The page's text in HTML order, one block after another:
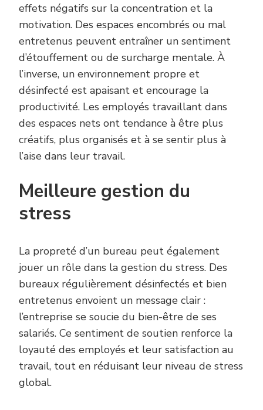
effets négatifs sur la concentration et la
motivation. Des espaces encombrés ou mal
entretenus peuvent entraîner un sentiment
d’étouffement ou de surcharge mentale. À
l’inverse, un environnement propre et
désinfecté est apaisant et encourage la
productivité. Les employés travaillant dans
des espaces nets ont tendance à être plus
créatifs, plus organisés et à se sentir plus à
l’aise dans leur travail.
Meilleure gestion du
stress
La propreté d’un bureau peut également
jouer un rôle dans la gestion du stress. Des
bureaux régulièrement désinfectés et bien
entretenus envoient un message clair :
l’entreprise se soucie du bien-être de ses
salariés. Ce sentiment de soutien renforce la
loyauté des employés et leur satisfaction au
travail, tout en réduisant leur niveau de stress
global.